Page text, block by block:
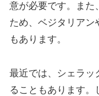
意が必要です。また
ため、ベジタリアン
もあります。
最近では、シェラッ
ることもあります。